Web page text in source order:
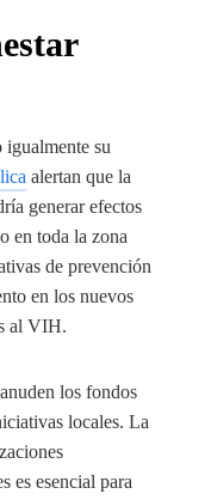
su
alertan que la
generar efectos
en toda la zona
de prevención
en los nuevos
al VIH.
los fondos
locales. La
es esencial para